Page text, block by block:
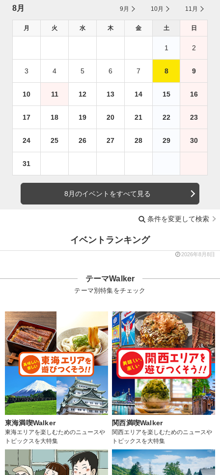
8月 9月 10月 11月
月 火 水 木 金 土 日
1 2
3 4 5 6 7 8 9
10 11 12 13 14 15 16
17 18 19 20 21 22 23
24 25 26 27 28 29 30
31
8月のイベントをすべて見る
条件を変更して検索
イベントランキング
2026年8月8日
テーマWalker
テーマ別特集をチェック
東海満喫Walker
東海エリアを楽しむためのニュースや
トピックスを大特集
関西満喫Walker
関西エリアを楽しむためのニュースや
トピックスを大特集